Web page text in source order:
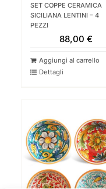
SET COPPE CERAMICA
SICILIANA LENTINI – 4
PEZZI
88,00€
Aggiungi al carrello
Dettagli